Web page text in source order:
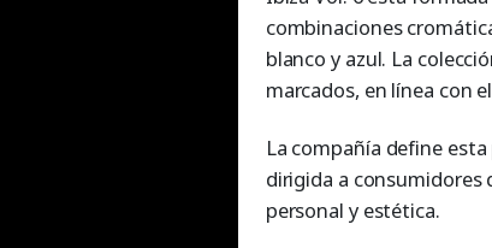
combinaciones
blanco y azul. La
marcados, en línea con
La compañía define
dirigida a consumidores
personal y estética.